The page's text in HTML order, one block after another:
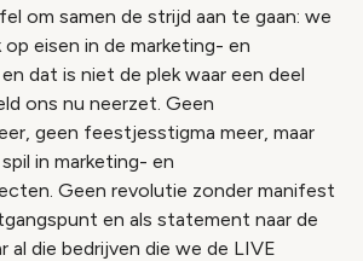
om samen de strijd aan te gaan: we
eisen in de marketing- en
dat is niet de plek waar een deel
ons nu neerzet. Geen
geen feestjesstigma meer, maar
in marketing- en
Geen revolutie zonder manifest
en als statement naar de
al die bedrijven die we de LIVE